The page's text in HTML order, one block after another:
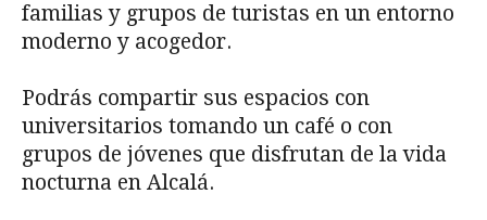
familias y grupos de turistas en un entorno
moderno y acogedor.
Podrás compartir sus espacios con
universitarios tomando un café o con
grupos de jóvenes que disfrutan de la vida
nocturna en Alcalá.